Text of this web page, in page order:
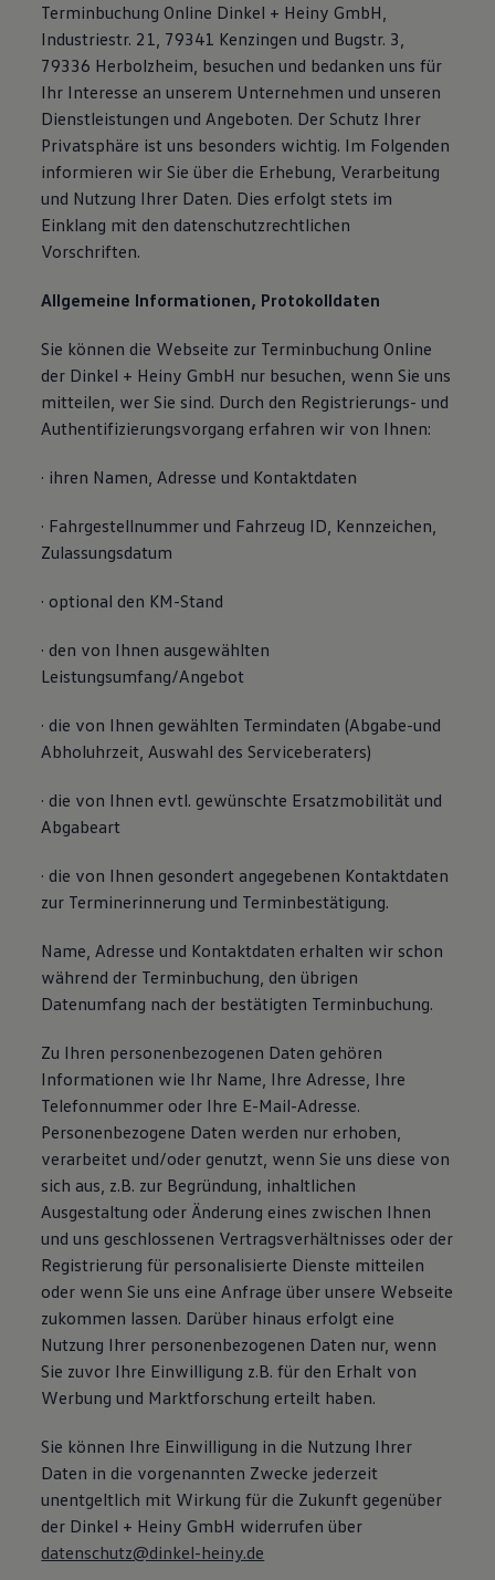
Terminbuchung Online Dinkel + Heiny GmbH,
Industriestr. 21, 79341 Kenzingen und Bugstr. 3,
79336 Herbolzheim, besuchen und bedanken uns für
Ihr Interesse an unserem Unternehmen und unseren
Dienstleistungen und Angeboten. Der Schutz Ihrer
Privatsphäre ist uns besonders wichtig. Im Folgenden
informieren wir Sie über die Erhebung, Verarbeitung
und Nutzung Ihrer Daten. Dies erfolgt stets im
Einklang mit den datenschutzrechtlichen
Vorschriften.
Allgemeine Informationen, Protokolldaten
Sie können die Webseite zur Terminbuchung Online
der Dinkel + Heiny GmbH nur besuchen, wenn Sie uns
mitteilen, wer Sie sind. Durch den Registrierungs- und
Authentifizierungsvorgang erfahren wir von Ihnen:
· ihren Namen, Adresse und Kontaktdaten
· Fahrgestellnummer und Fahrzeug ID, Kennzeichen,
Zulassungsdatum
· optional den KM-Stand
· den von Ihnen ausgewählten
Leistungsumfang/Angebot
· die von Ihnen gewählten Termindaten (Abgabe-und
Abholuhrzeit, Auswahl des Serviceberaters)
· die von Ihnen evtl. gewünschte Ersatzmobilität und
Abgabeart
· die von Ihnen gesondert angegebenen Kontaktdaten
zur Terminerinnerung und Terminbestätigung.
Name, Adresse und Kontaktdaten erhalten wir schon
während der Terminbuchung, den übrigen
Datenumfang nach der bestätigten Terminbuchung.
Zu Ihren personenbezogenen Daten gehören
Informationen wie Ihr Name, Ihre Adresse, Ihre
Telefonnummer oder Ihre E-Mail-Adresse.
Personenbezogene Daten werden nur erhoben,
verarbeitet und/oder genutzt, wenn Sie uns diese von
sich aus, z.B. zur Begründung, inhaltlichen
Ausgestaltung oder Änderung eines zwischen Ihnen
und uns geschlossenen Vertragsverhältnisses oder der
Registrierung für personalisierte Dienste mitteilen
oder wenn Sie uns eine Anfrage über unsere Webseite
zukommen lassen. Darüber hinaus erfolgt eine
Nutzung Ihrer personenbezogenen Daten nur, wenn
Sie zuvor Ihre Einwilligung z.B. für den Erhalt von
Werbung und Marktforschung erteilt haben.
Sie können Ihre Einwilligung in die Nutzung Ihrer
Daten in die vorgenannten Zwecke jederzeit
unentgeltlich mit Wirkung für die Zukunft gegenüber
der Dinkel + Heiny GmbH widerrufen über
datenschutz@dinkel-heiny.de